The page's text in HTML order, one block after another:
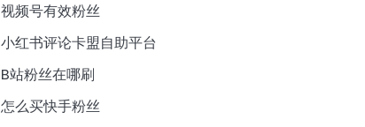
视频号有效粉丝
小红书评论卡盟自助平台
B站粉丝在哪刷
怎么买快手粉丝